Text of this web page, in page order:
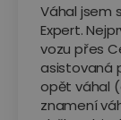
Váhal jsem
Expert.
vozu přes
asistovaná
opět váhal
znamení